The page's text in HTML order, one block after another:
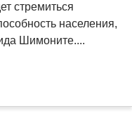
стремиться
населения,
Шимоните....